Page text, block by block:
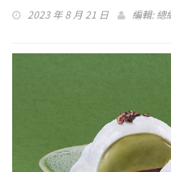
2023 年 8 月 21 日 編輯:總